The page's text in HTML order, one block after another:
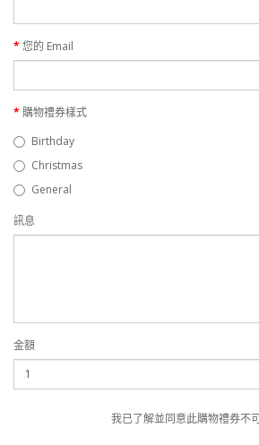
您的 Email
購物禮券樣式
Birthday
Christmas
General
訊息
金額
我已了解並同意此購物禮券不